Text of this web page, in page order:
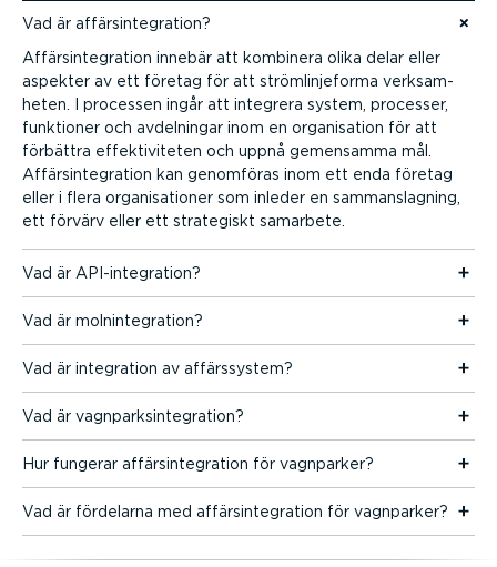
Vad är affärsin­teg­ration?
Hoppa till innehåll
Affärsin­teg­ration innebär att kombinera olika delar eller
aspekter av ett företag för att ström­lin­je­forma verksam­
heten. I processen ingår att integrera system, processer,
funktioner och avdelningar inom en organi­sation för att
förbättra effek­ti­vi­teten och uppnå gemensamma mål.
Affärsin­teg­ration kan genomföras inom ett enda företag
eller i flera organi­sa­tioner som inleder en samman­slagning,
ett förvärv eller ett strategiskt samarbete.
Vad är API-in­teg­ration?
Vad är molnin­teg­ration?
Vad är integration av affärs­system?
Vad är vagnpark­sin­teg­ration?
Hur fungerar affärsin­teg­ration för vagnparker?
Vad är fördelarna med affärsin­teg­ration för vagnparker?